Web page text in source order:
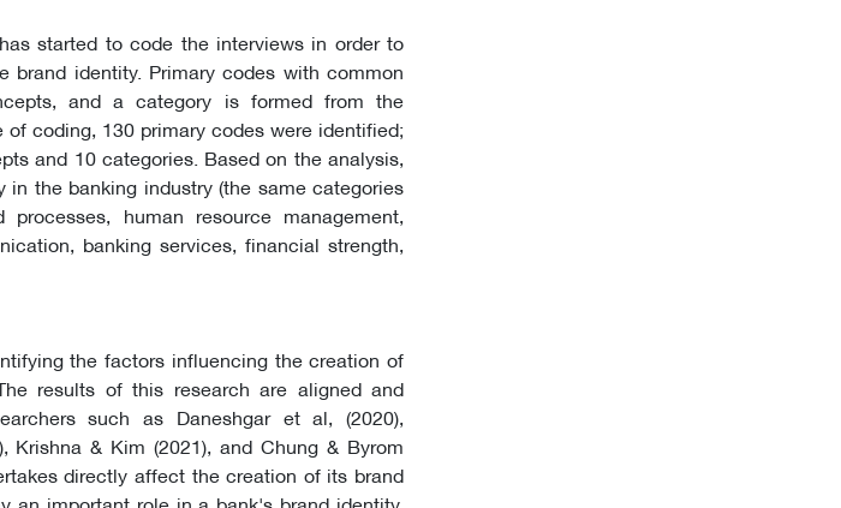
started to code the interviews in order to
identity. Primary codes with common
and a category is formed from the
coding, 130 primary codes were identified;
and 10 categories. Based on the analysis,
the banking industry (the same categories
human resource management,
banking services, financial strength,
the factors influencing the creation of
results of this research are aligned and
such as Daneshgar et al, (2020),
Krishna & Kim (2021), and Chung & Byrom
directly affect the creation of its brand